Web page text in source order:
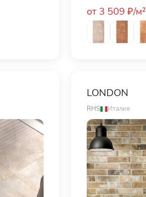
от 3 509 ₽/м²
LONDON
RHS Италия